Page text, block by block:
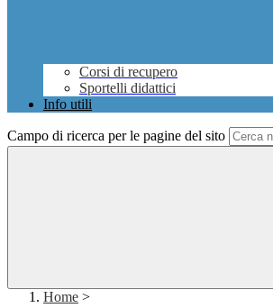
Corsi di recupero
Sportelli didattici
Info utili
Campo di ricerca per le pagine del sito
Home >